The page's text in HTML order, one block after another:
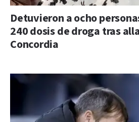
Detuvieron a ocho
240 dosis de droga tras
Concordia